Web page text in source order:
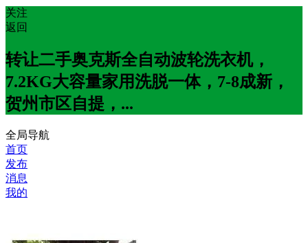
关注
返回
转让二手奥克斯全自动波轮洗衣机，
7.2KG大容量家用洗脱一体，7-8成新，
贺州市区自提，...
全局导航
首页
发布
消息
我的